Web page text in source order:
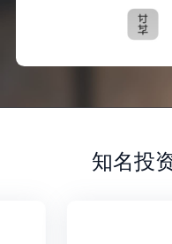
知名投